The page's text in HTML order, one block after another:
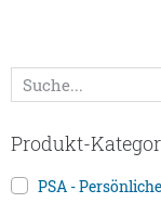
Produkt-
PSA -